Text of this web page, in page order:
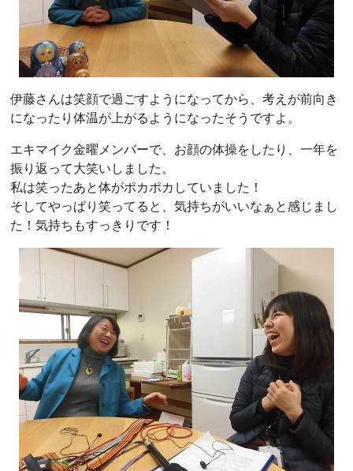
伊藤さんは笑顔で過ごすようになってから、考えが前向き
になったり体温が上がるようになったそうですよ。
エキマイク金曜メンバーで、お顔の体操をしたり、一年を
振り返って大笑いしました。
私は笑ったあと体がポカポカしていました！
そしてやっぱり笑ってると、気持ちがいいなぁと感じまし
た！気持ちもすっきりです！